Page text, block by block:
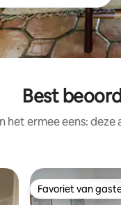
Best
het ermee eens:
Favoriet van
Favoriet van